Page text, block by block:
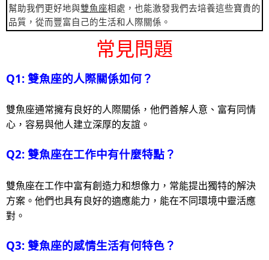
幫助我們更好地與雙魚座相處，也能激發我們去培養這些寶貴的
品質，從而豐富自己的生活和人際關係。
常見問題
Q1: 雙魚座的人際關係如何？
雙魚座通常擁有良好的人際關係，他們善解人意、富有同情
心，容易與他人建立深厚的友誼。
Q2: 雙魚座在工作中有什麼特點？
雙魚座在工作中富有創造力和想像力，常能提出獨特的解決
方案。他們也具有良好的適應能力，能在不同環境中靈活應
對。
Q3: 雙魚座的感情生活有何特色？